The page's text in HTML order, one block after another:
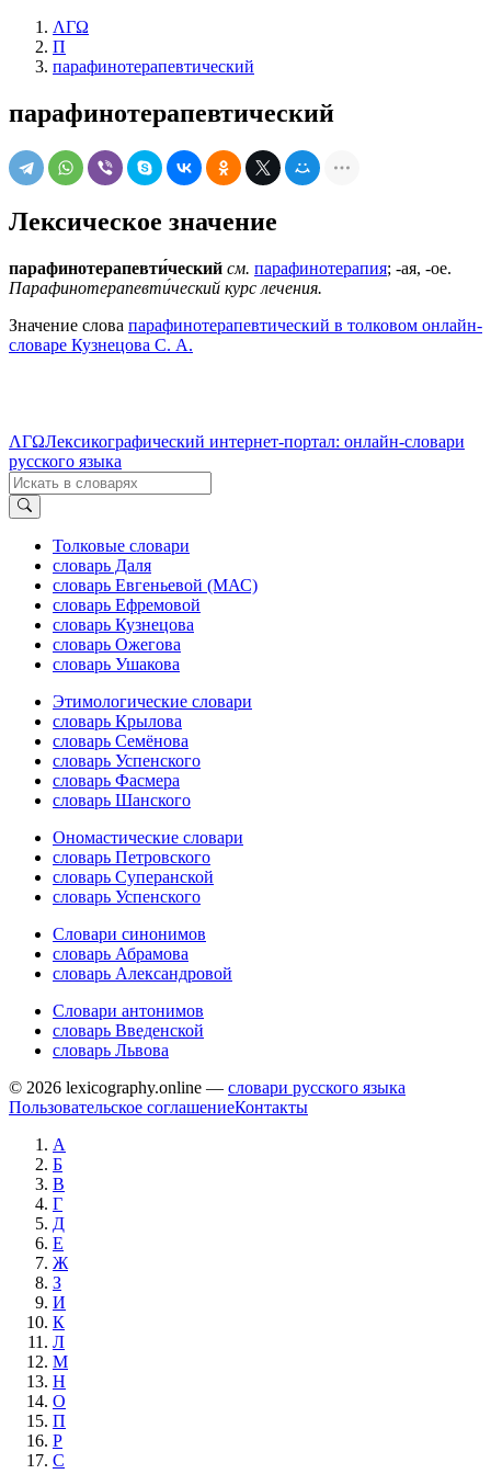
ΛΓΩ
П
парафинотерапевтический
парафинотерапевтический
Лексическое значение
парафинотерапевти́ческий см. парафинотерапия; -ая, -ое.
Парафинотерапевти́ческий курс лечения.
Значение слова парафинотерапевтический в толковом онлайн-
словаре Кузнецова С. А.
ΛΓΩЛексикографический интернет-портал: онлайн-словари
русского языка
Толковые словари
словарь Даля
словарь Евгеньевой (МАС)
словарь Ефремовой
словарь Кузнецова
словарь Ожегова
словарь Ушакова
Этимологические словари
словарь Крылова
словарь Семёнова
словарь Успенского
словарь Фасмера
словарь Шанского
Ономастические словари
словарь Петровского
словарь Суперанской
словарь Успенского
Словари синонимов
словарь Абрамова
словарь Александровой
Словари антонимов
словарь Введенской
словарь Львова
© 2026 lexicography.online — словари русского языка
Пользовательское соглашениеКонтакты
А
Б
В
Г
Д
Е
Ж
З
И
К
Л
М
Н
О
П
Р
С